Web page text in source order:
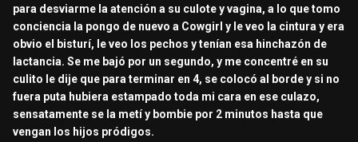
para desviarme la atención a su culote y vagina, a lo que tomo
conciencia la pongo de nuevo a Cowgirl y le veo la cintura y era
obvio el bisturí, le veo los pechos y tenían esa hinchazón de
lactancia. Se me bajó por un segundo, y me concentré en su
culito le dije que para terminar en 4, se colocó al borde y si no
fuera puta hubiera estampado toda mi cara en ese culazo,
sensatamente se la metí y bombie por 2 minutos hasta que
vengan los hijos pródigos.